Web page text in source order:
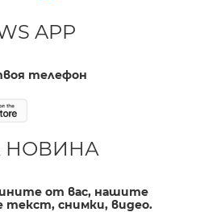
APP
телефон
НОВИНА
от вас, нашите
снимки, видео.